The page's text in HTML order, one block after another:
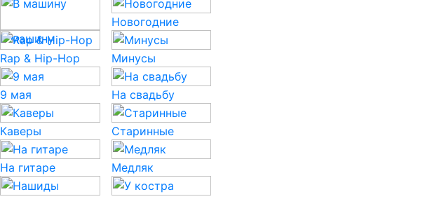
В машину
Новогодние
Rap & Hip-Hop Минусы
9 мая На свадьбу
Каверы Старинные
На гитаре Медляк